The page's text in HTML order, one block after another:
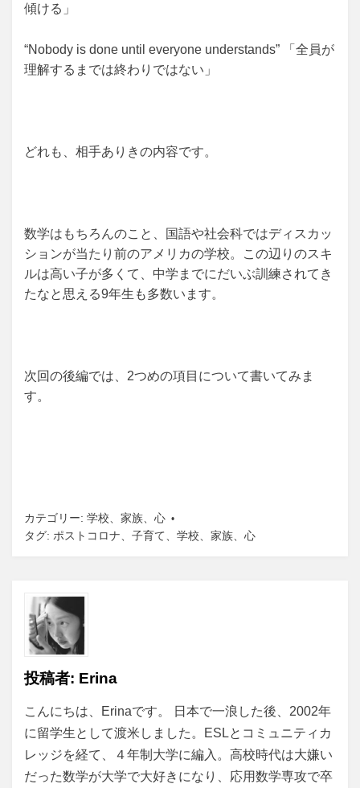
傾ける」
“Nobody is done until everyone understands” 「全員が
理解するまでは終わりではない」
どれも、相手ありきの内容です。
数学はもちろんのこと、国語や社会科ではディスカッ
ションが当たり前のアメリカの学校。この辺りのスキ
ルは高い子が多くて、中学までにだいぶ訓練されてき
たなと思える9年生も多数います。
次回の後編では、2つめの項目について書いてみま
す。
カテゴリー: 学校、 家族、 心
タグ: ポストコロナ、 子育て、 学校、 家族、 心
投稿者: Erina
こんにちは、Erinaです。 日本で一浪した後、2002年
に留学生として渡米しました。ESLとコミュニティカ
レッジを経て、４年制大学に編入。高校時代は大嫌い
だった数学が大学で大好きになり、応用数学専攻で卒